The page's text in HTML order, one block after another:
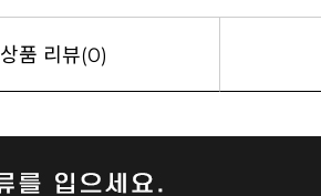
상품 리뷰(0)